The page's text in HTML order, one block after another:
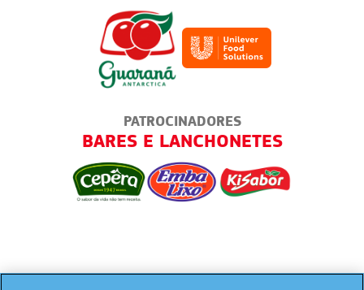
PATROCINADORES
BARES E LANCHONETES